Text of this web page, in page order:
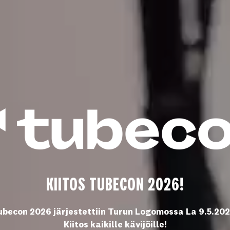
KIITOS TUBECON 2026!
2026 järjestettiin Turun Logomossa La
Kiitos kaikille kävijöille!